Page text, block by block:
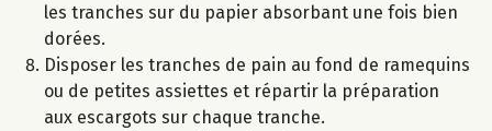
les tranches sur du papier absorbant une fois bien
dorées.
Disposer les tranches de pain au fond de ramequins
ou de petites assiettes et répartir la préparation
aux escargots sur chaque tranche.